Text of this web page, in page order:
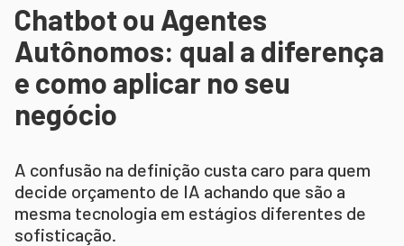
Chatbot ou Agentes
Autônomos: qual a diferença
e como aplicar no seu
negócio
A confusão na definição custa caro para quem
decide orçamento de IA achando que são a
mesma tecnologia em estágios diferentes de
sofisticação.